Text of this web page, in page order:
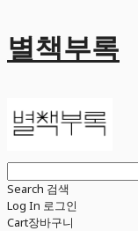
별책부록
Search 검색
Log In 로그인
Cart장바구니